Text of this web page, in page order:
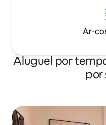
Ar-
Aluguel por
por